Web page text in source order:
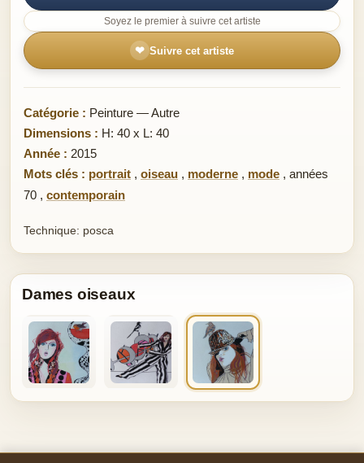
Soyez le premier à suivre cet artiste
❤ Suivre cet artiste
Catégorie : Peinture — Autre
Dimensions : H: 40 x L: 40
Année : 2015
Mots clés : portrait , oiseau , moderne , mode , années
70 , contemporain
Technique: posca
Dames oiseaux